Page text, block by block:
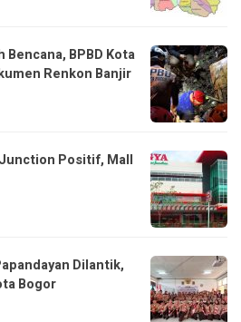
BPBD Kota
Renkon Banjir
Junction Positif, Mall
Dilantik,
Bogor